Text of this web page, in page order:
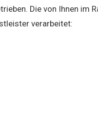
Die von Ihnen
verarbeitet: